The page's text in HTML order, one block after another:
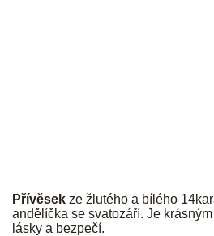
Přívěsek ze žlutého a bílého
andělíčka se svatozáří. Je
lásky a bezpečí.